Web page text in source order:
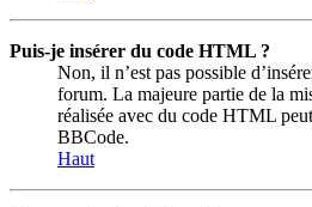
Puis-je insérer du code HTML ?
Non, il n’est pas possible
forum. La majeure partie de la
réalisée avec du code HTML
BBCode.
Haut